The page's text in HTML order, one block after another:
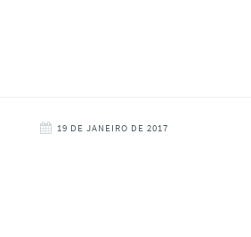
19 DE JANEIRO DE 2017